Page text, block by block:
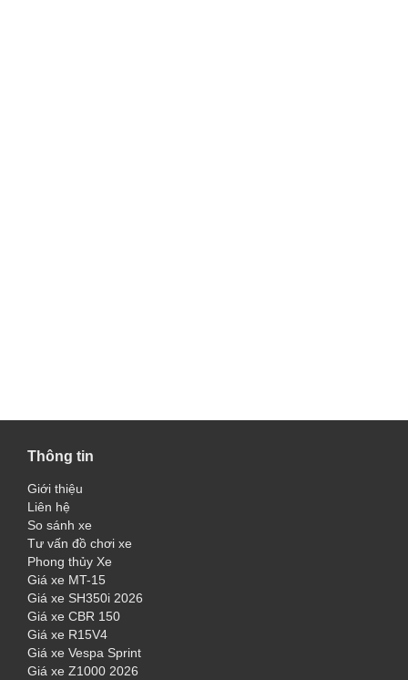
Thông tin
Giới thiệu
Liên hệ
So sánh xe
Tư vấn đồ chơi xe
Phong thủy Xe
Giá xe MT-15
Giá xe SH350i 2026
Giá xe CBR 150
Giá xe R15V4
Giá xe Vespa Sprint
Giá xe Z1000 2026